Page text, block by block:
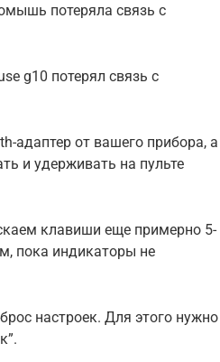
потеряла связь с
g10 потерял связь с
адаптер от вашего прибора, а
и удерживать на пульте
клавиши еще примерно 5-
пока индикаторы не
настроек. Для этого нужно